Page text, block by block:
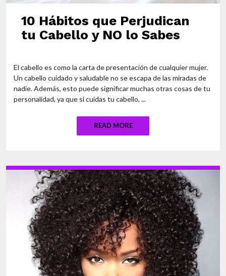
10 Hábitos que Perjudican
tu Cabello y NO lo Sabes
El cabello es como la carta de presentación de cualquier mujer.
Un cabello cuidado y saludable no se escapa de las miradas de
nadie. Además, esto puede significar muchas otras cosas de tu
personalidad, ya que si cuidas tu cabello, ...
READ MORE